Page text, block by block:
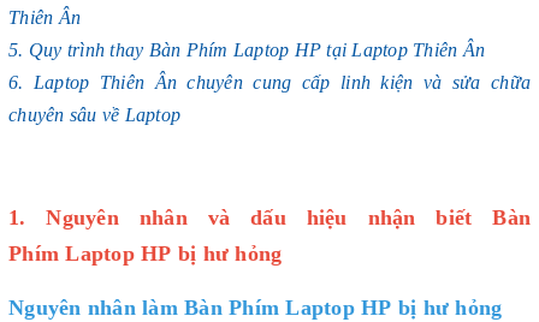
Thiên Ân
5. Quy trình thay Bàn Phím Laptop HP tại Laptop Thiên Ân
6. Laptop Thiên Ân chuyên cung cấp linh kiện và sửa chữa
chuyên sâu về Laptop
1. Nguyên nhân và dấu hiệu nhận biết Bàn
Phím Laptop HP bị hư hỏng
Nguyên nhân làm Bàn Phím Laptop HP bị hư hỏng